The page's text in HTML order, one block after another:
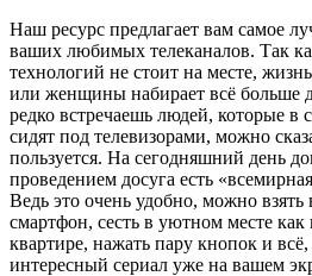
Наш ресурс предлагает вам самое
ваших любимых телеканалов. Так
технологий не стоит на месте,
или женщины набирает всё больше
редко встречаешь людей, которые в
сидят под телевизорами, можно
пользуется. На сегодняшний день
проведением досуга есть
Ведь это очень удобно, можно взять
смартфон, сесть в уютном месте как
квартире, нажать пару кнопок и
интересный сериал уже на вашем